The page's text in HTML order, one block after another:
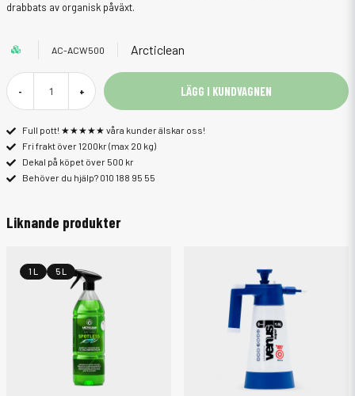
drabbats av organisk påväxt.
AC-ACW500 Arcticlean
- + LÄGG I KUNDVAGNEN
Full pott! ★★★★★ våra kunder älskar oss!
Fri frakt över 1200kr (max 20 kg)
Dekal på köpet över 500 kr
Behöver du hjälp? 010 188 95 55
Liknande produkter
1 L 5 L